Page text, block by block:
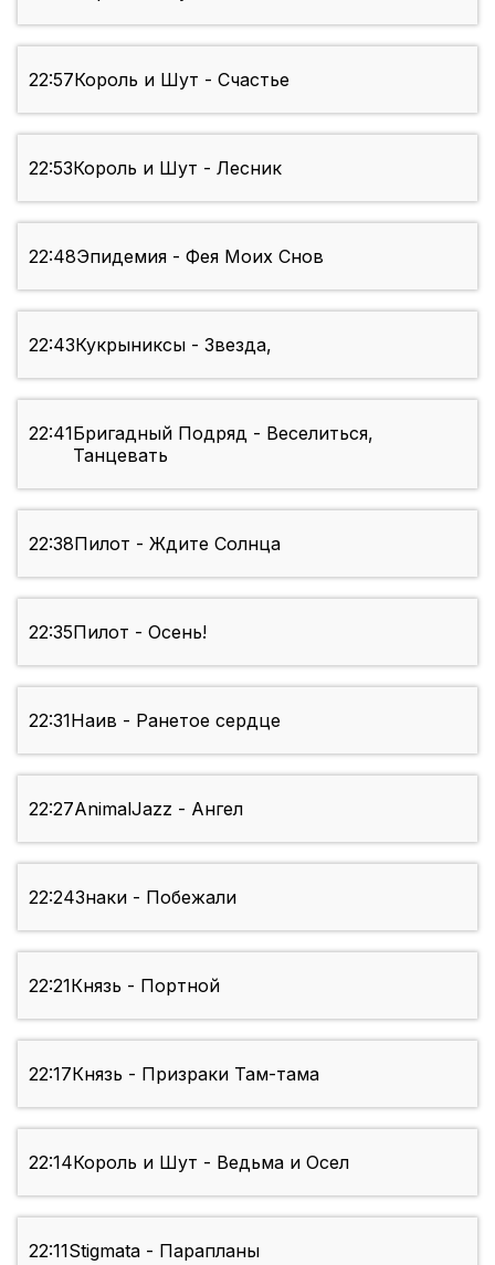
22:57Король и Шут - Счастье
22:53Король и Шут - Лесник
22:48Эпидемия - Фея Моих Снов
22:43Кукрыниксы - Звезда,
22:41Бригадный Подряд - Веселиться,
Танцевать
22:38Пилот - Ждите Солнца
22:35Пилот - Осень!
22:31Наив - Ранетое сердце
22:27AnimalJazz - Ангел
22:24Знаки - Побежали
22:21Князь - Портной
22:17Князь - Призраки Там-тама
22:14Король и Шут - Ведьма и Осел
22:11Stigmata - Парапланы